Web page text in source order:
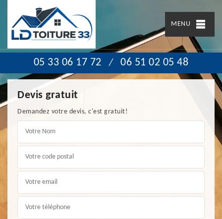
MENU
05 33 06 17 72 / 06 51 02 05 48
Devis gratuit
Demandez votre devis, c'est gratuit!